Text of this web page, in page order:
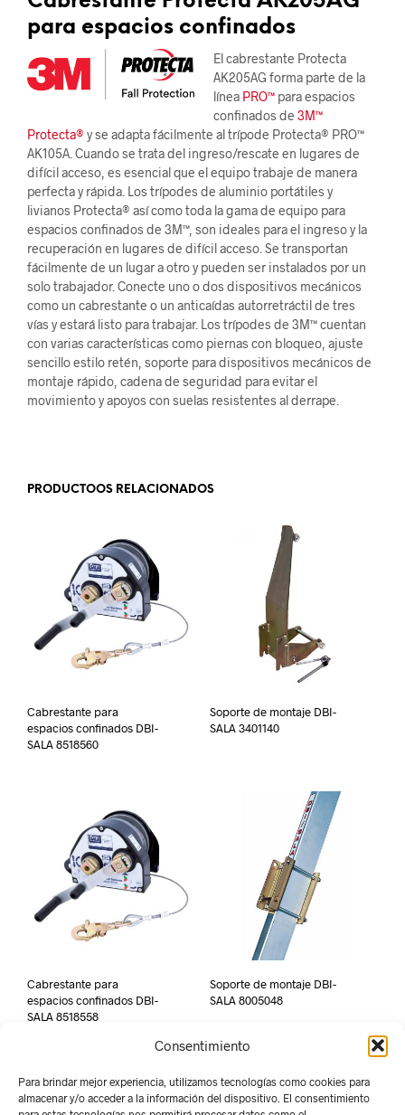
Consentimiento
Para brindar mejor experiencia, utilizamos tecnologías como cookies para
almacenar y/o acceder a la información del dispositivo. El consentimiento
para espacios confinados
El cabrestante Protecta
AK205AG forma parte de la
línea PRO™ para espacios
confinados de 3M™
Protecta® y se adapta fácilmente al trípode Protecta® PRO™
AK105A. Cuando se trata del ingreso/rescate en lugares de
difícil acceso, es esencial que el equipo trabaje de manera
perfecta y rápida. Los trípodes de aluminio portátiles y
livianos Protecta® así como toda la gama de equipo para
espacios confinados de 3M™, son ideales para el ingreso y la
recuperación en lugares de difícil acceso. Se transportan
fácilmente de un lugar a otro y pueden ser instalados por un
solo trabajador. Conecte uno o dos dispositivos mecánicos
como un cabrestante o un anticaídas autorretráctil de tres
vías y estará listo para trabajar. Los trípodes de 3M™ cuentan
con varias características como piernas con bloqueo, ajuste
sencillo estilo retén, soporte para dispositivos mecánicos de
montaje rápido, cadena de seguridad para evitar el
movimiento y apoyos con suelas resistentes al derrape.
PRODUCTOOS RELACIONADOS
Cabrestante para
espacios confinados DBI-
SALA 8518560
Soporte de montaje DBI-
SALA 3401140
Cabrestante para
espacios confinados DBI-
SALA 8518558
Soporte de montaje DBI-
SALA 8005048